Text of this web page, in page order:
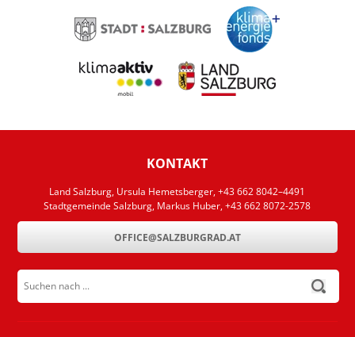
KONTAKT
Land Salzburg, Ursula Hemetsberger, +43 662 8042–4491
Stadtgemeinde Salzburg, Markus Huber, +43 662 8072-2578
OFFICE@SALZBURGRAD.AT
Suchen nach ...
submit